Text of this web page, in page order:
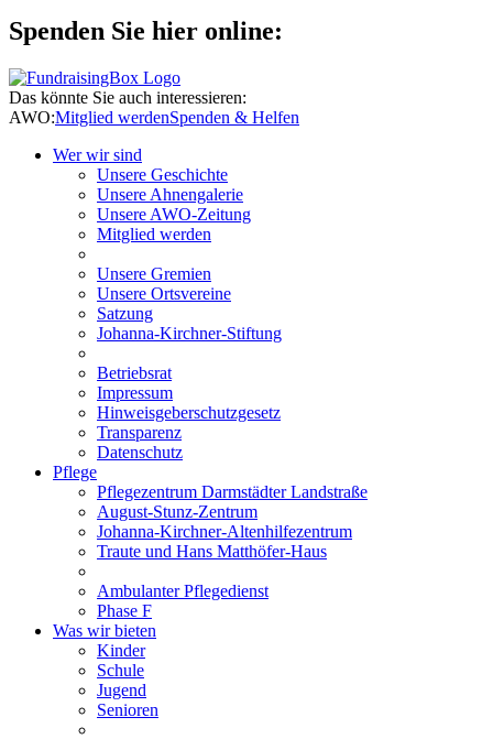
Spenden Sie hier online:
Das könnte Sie auch interessieren:
AWO:Mitglied werdenSpenden & Helfen
Wer wir sind
Unsere Geschichte
Unsere Ahnengalerie
Unsere AWO-Zeitung
Mitglied werden
Unsere Gremien
Unsere Ortsvereine
Satzung
Johanna-Kirchner-Stiftung
Betriebsrat
Impressum
Hinweisgeberschutzgesetz
Transparenz
Datenschutz
Pflege
Pflegezentrum Darmstädter Landstraße
August-Stunz-Zentrum
Johanna-Kirchner-Altenhilfezentrum
Traute und Hans Matthöfer-Haus
Ambulanter Pflegedienst
Phase F
Was wir bieten
Kinder
Schule
Jugend
Senioren